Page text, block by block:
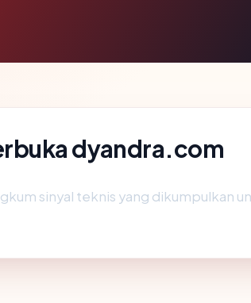
dyandra.com
sinyal teknis yang dikumpulkan